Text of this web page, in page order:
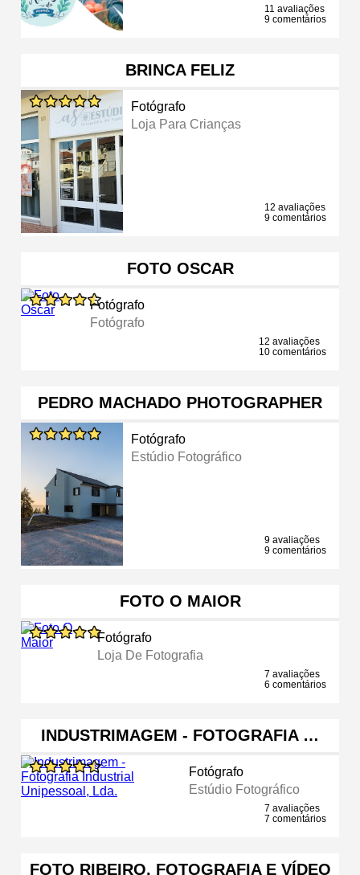
11 avaliações
9 comentários
BRINCA FELIZ
Fotógrafo
Loja Para Crianças
12 avaliações
9 comentários
FOTO OSCAR
Fotógrafo
Fotógrafo
12 avaliações
10 comentários
PEDRO MACHADO PHOTOGRAPHER
Fotógrafo
Estúdio Fotográfico
9 avaliações
9 comentários
FOTO O MAIOR
Fotógrafo
Loja De Fotografia
7 avaliações
6 comentários
INDUSTRIMAGEM - FOTOGRAFIA …
Fotógrafo
Estúdio Fotográfico
7 avaliações
7 comentários
FOTO RIBEIRO, FOTOGRAFIA E VÍDEO